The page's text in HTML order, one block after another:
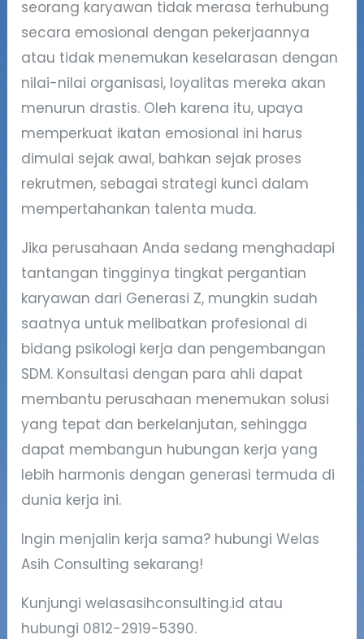
seorang karyawan tidak merasa terhubung
secara emosional dengan pekerjaannya
atau tidak menemukan keselarasan dengan
nilai-nilai organisasi, loyalitas mereka akan
menurun drastis. Oleh karena itu, upaya
memperkuat ikatan emosional ini harus
dimulai sejak awal, bahkan sejak proses
rekrutmen, sebagai strategi kunci dalam
mempertahankan talenta muda.
Jika perusahaan Anda sedang menghadapi
tantangan tingginya tingkat pergantian
karyawan dari Generasi Z, mungkin sudah
saatnya untuk melibatkan profesional di
bidang psikologi kerja dan pengembangan
SDM. Konsultasi dengan para ahli dapat
membantu perusahaan menemukan solusi
yang tepat dan berkelanjutan, sehingga
dapat membangun hubungan kerja yang
lebih harmonis dengan generasi termuda di
dunia kerja ini.
Ingin menjalin kerja sama? hubungi Welas
Asih Consulting sekarang!
Kunjungi welasasihconsulting.id atau
hubungi 0812-2919-5390.